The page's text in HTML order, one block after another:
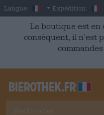
Skip to main content
Langue: French
Expédition:
La boutique est en
conséquent, il n’est